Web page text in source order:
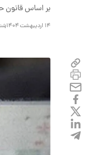
بر اساس قانون
۱۴ اردیبهشت ۱۴۰۴